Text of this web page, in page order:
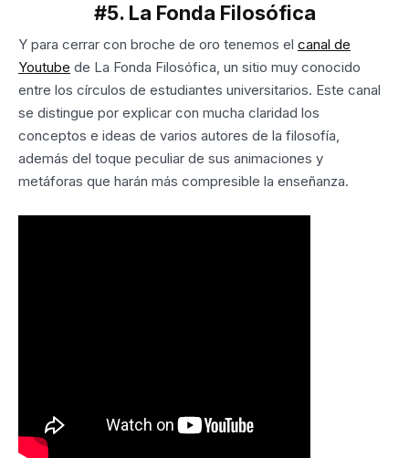
#5. La Fonda Filosófica
Y para cerrar con broche de oro tenemos el canal de
Youtube de La Fonda Filosófica, un sitio muy conocido
entre los círculos de estudiantes universitarios. Este canal
se distingue por explicar con mucha claridad los
conceptos e ideas de varios autores de la filosofía,
además del toque peculiar de sus animaciones y
metáforas que harán más compresible la enseñanza.